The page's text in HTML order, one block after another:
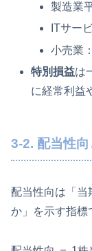
製造業
ITサー
小売業
特別損益は
に経常利益
3-2. 配当性
配当性向は「当
か」を示す指標